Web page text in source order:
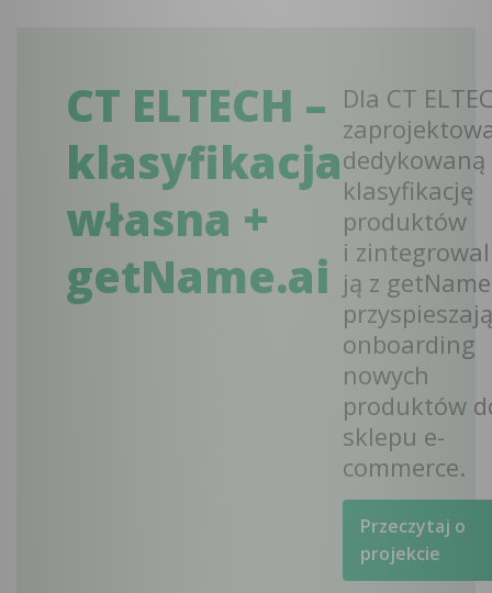
CT ELTECH –
klasyfikacja
własna +
getName.ai
Dla CT
dedykowaną
klasyfikację
produktów
i
ją z
onboarding
nowych
produktów
sklepu e-
commerce.
Przeczytaj o
projekcie